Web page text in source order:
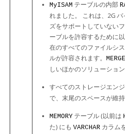
MyISAM テーブルの内部
れました。 これは、2G
ズをサポートしていない
ーブルを許容するために
在のすべてのファイルシ
ルが許容されます。 MERGE
しいほかのソリューション
すべてのストレージエン
で、末尾のスペースが維
MEMORY テーブル (以前は
た) にも VARCHAR カラム